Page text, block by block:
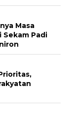
Masa
Sekam Padi